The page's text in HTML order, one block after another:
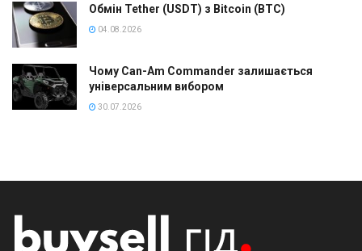
Обмін Tether (USDT) з Bitcoin (BTC)
04.08.2026
Чому Can-Am Commander залишається
універсальним вибором
30.07.2026